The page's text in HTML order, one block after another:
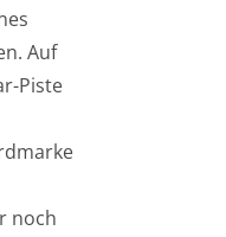
Auf
Piste
noch